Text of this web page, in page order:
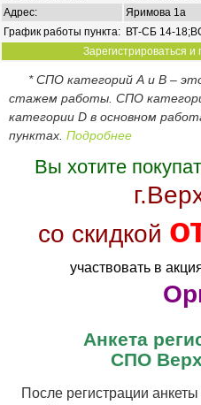
Адрес:
Яримова 1а
График работы пункта: ВТ-СБ 14-
Зарегистрироваться и
* СПО категорий А и В –
стажем работы. СПО
категории D в основном
пунктах. Подробнее
Вы хотите
со скидкой
участвовать в
Анкета
СПО
После регистрации